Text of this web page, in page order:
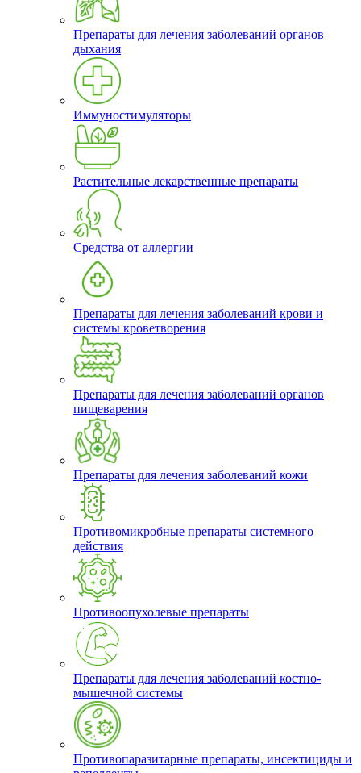
Препараты для лечения заболеваний органов
дыхания
Иммуностимуляторы
Растительные лекарственные препараты
Средства от аллергии
Препараты для лечения заболеваний крови и
системы кроветворения
Препараты для лечения заболеваний органов
пищеварения
Препараты для лечения заболеваний кожи
Противомикробные препараты системного
действия
Противоопухолевые препараты
Препараты для лечения заболеваний костно-
мышечной системы
Противопаразитарные препараты, инсектициды и